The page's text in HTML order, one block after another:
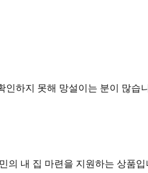
하지 못해 망설이는 분이 많
내 집 마련을 지원하는 상품